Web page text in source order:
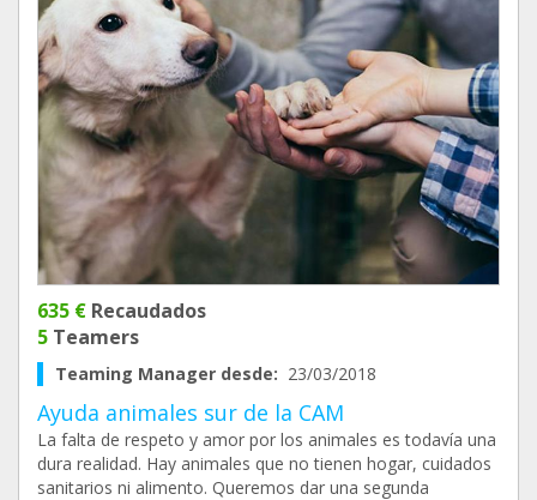
635 € Recaudados
5 Teamers
Teaming Manager desde: 23/03/2018
Ayuda animales sur de la CAM
La falta de respeto y amor por los animales es todavía una
dura realidad. Hay animales que no tienen hogar, cuidados
sanitarios ni alimento. Queremos dar una segunda